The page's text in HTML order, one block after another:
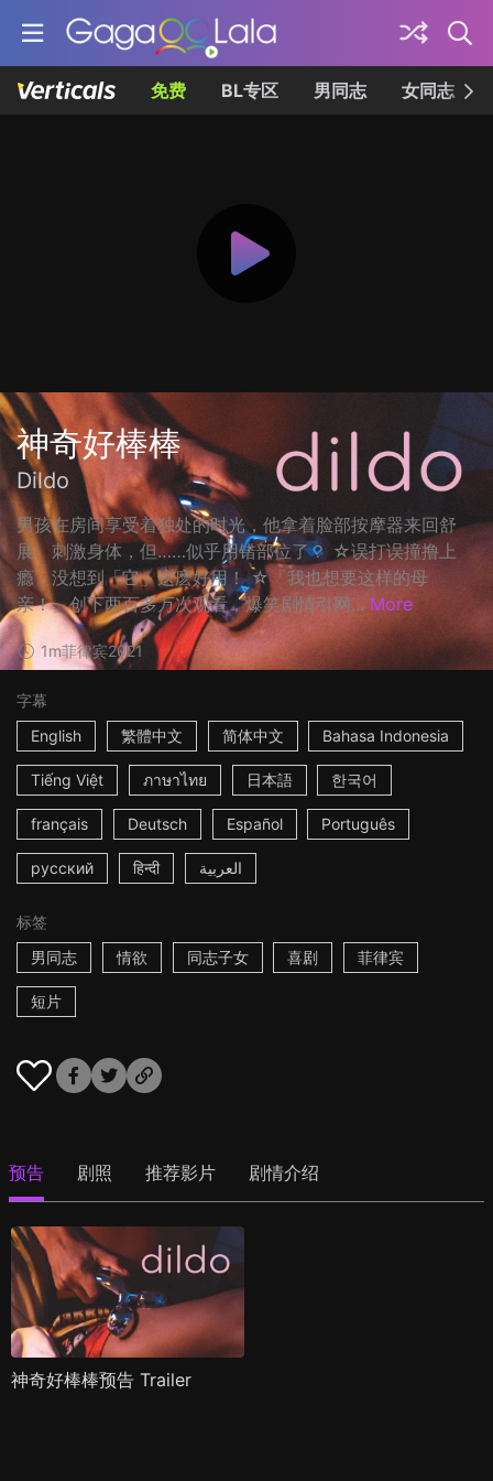
免费 BL专区 男同志 女同志
神奇好棒棒
Dildo
男孩在房间享受着独处的时光，他拿着脸部按摩器来回舒
展、刺激身体，但……似乎用错部位了？ ☆误打误撞撸上
瘾，没想到「它」这麽好用！ ☆「我也想要这样的母
亲！」创下两百多万次观看，爆笑剧情引网... More
1m菲律宾2021
字幕
English
繁體中文 简体中文 Bahasa Indonesia
Tiếng Việt ภาษาไทย 日本語 한국어
français Deutsch Español Português
русский हिन्दी العربية
标签
男同志
情欲 同志子女 喜剧 菲律宾
短片
预告 剧照 推荐影片 剧情介绍
神奇好棒棒预告 Trailer